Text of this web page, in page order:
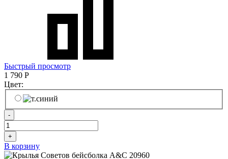
Быстрый просмотр
1 790 Р
Цвет:
-
+
В корзину